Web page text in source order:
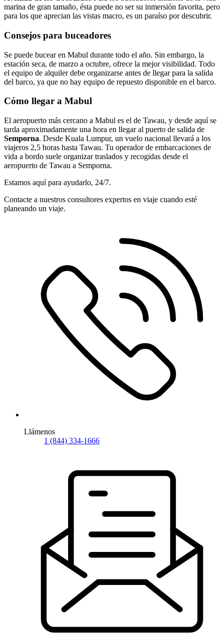
marina de gran tamaño, ésta puede no ser su inmersión favorita, pero
para los que aprecian las vistas macro, es un paraíso por descubrir.
Consejos para buceadores
Se puede bucear en Mabul durante todo el año. Sin embargo, la
estación seca, de marzo a octubre, ofrece la mejor visibilidad. Todo
el equipo de alquiler debe organizarse antes de llegar para la salida
del barco, ya que no hay equipo de repuesto disponible en el barco.
Cómo llegar a Mabul
El aeropuerto más cercano a Mabul es el de Tawau, y desde aquí se
tarda aproximadamente una hora en llegar al puerto de salida de
Semporna. Desde Kuala Lumpur, un vuelo nacional llevará a los
viajeros 2,5 horas hasta Tawau. Tu operador de embarcaciones de
vida a bordo suele organizar traslados y recogidas desde el
aeropuerto de Tawau a Semporna.
Estamos aquí para ayudarlo, 24/7.
Contacte a nuestros consultores expertos en viaje cuando esté
planeando un viaje.
Llámenos
1 (844) 334-1666